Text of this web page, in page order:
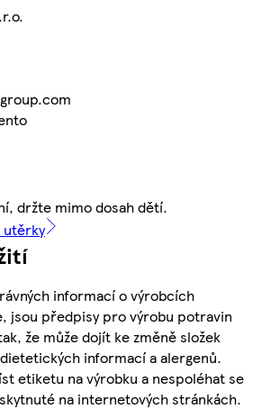
držte mimo dosah dětí.
utěrky
informací o výrobcích
jsou předpisy pro výrobu potravin
že může dojít ke změně složek
informací a alergenů.
etiketu na výrobku a nespoléhat se
na internetových stránkách.